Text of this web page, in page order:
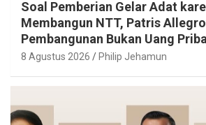
Soal Pemberian Gelar Adat
Membangun NTT, Patris
Pembangunan Bukan Uang
8 Agustus 2026 Philip Jehamun